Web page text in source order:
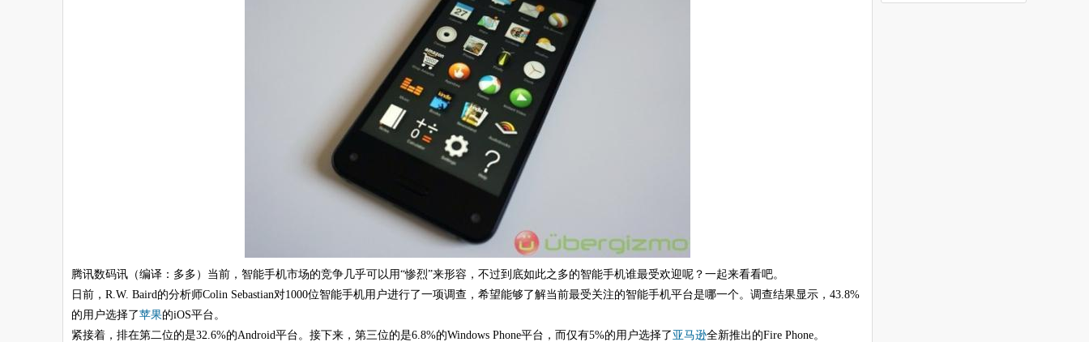
腾讯数码讯（编译：多多）当前，智能手机市场的竞争几乎可以用“惨烈”来形容，不过到底如此之多的智能手机谁最受欢迎呢？一起来看看吧。
日前，R.W. Baird的分析师Colin Sebastian对1000位智能手机用户进行了一项调查，希望能够了解当前最受关注的智能手机平台是哪一个。调查结果显示，43.8%
的用户选择了苹果的iOS平台。
紧接着，排在第二位的是32.6%的Android平台。接下来，第三位的是6.8%的Windows Phone平台，而仅有5%的用户选择了 亚马逊全新推出的Fire Phone。